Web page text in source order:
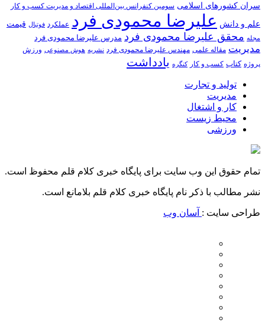
سران کشورهای اسلامی سومین کنفرانس بین‌المللی اقتصاد و مدیریت کسب و کار
علم و دانش علیرضا محمودی فرد عملکرد فوتبال قیمت
مجله محقق علیرضا محمودی فرد مدرس علیرضا محمودی فرد
مدیریت مقاله علمی مهندس علیرضا محمودی فرد نشریه هوش مصنوعی ورزش
پروژه کتاب کسب و کار کنگره یادداشت
تولید و تجارت
مدیریت
کار و اشتغال
محیط زیست
ورزشی
تمام حقوق این وب سایت برای پایگاه خبری کلام قلم محفوظ است.
نشر مطالب با ذکر نام پایگاه خبری کلام قلم بلامانع است.
طراحی سایت : آسان وب